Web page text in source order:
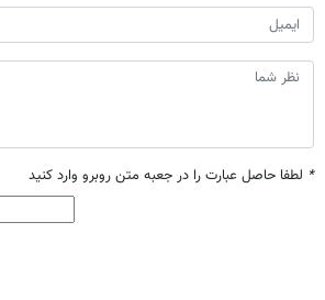
* لطفا حاصل عبارت را در جعبه متن روبرو وارد کنید